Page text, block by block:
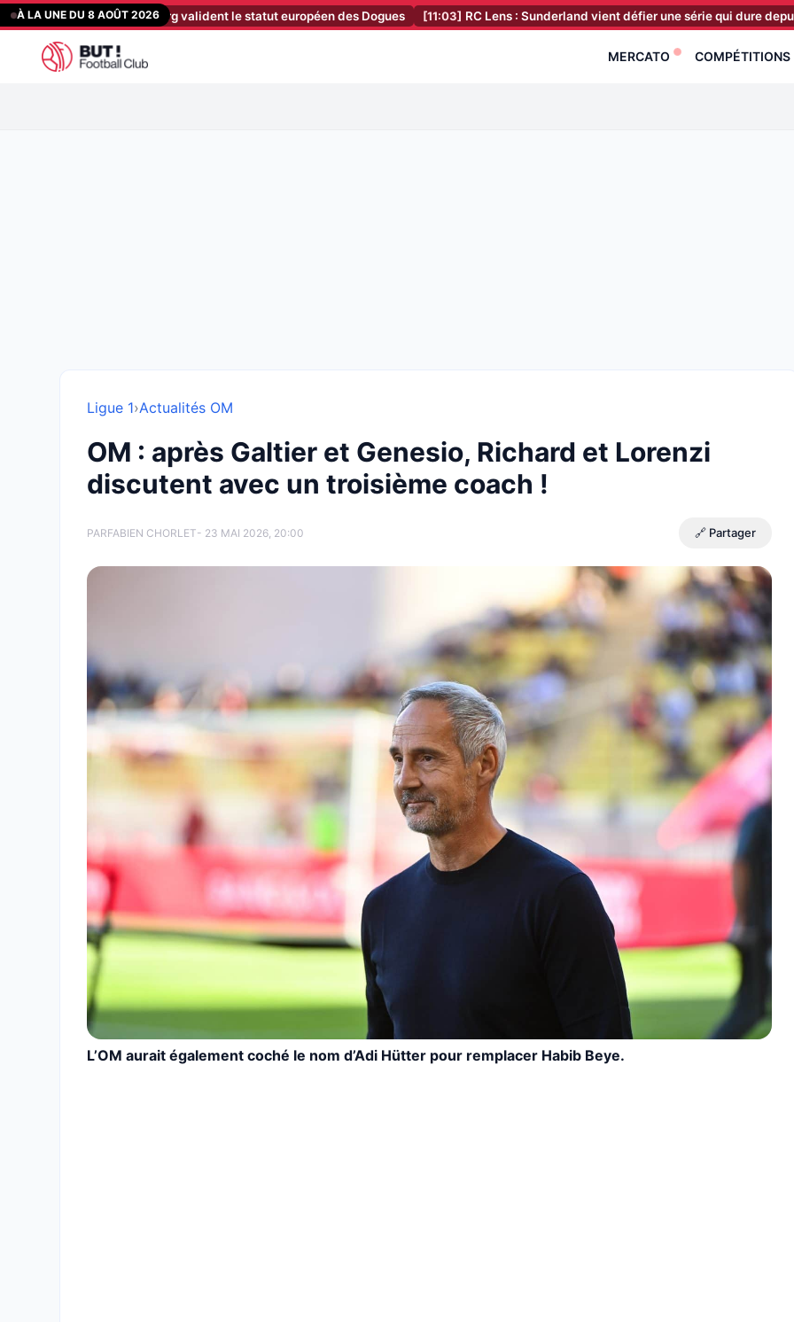
Aller
au
contenu
À LA UNE DU 8 AOÛT 2026
de Hambourg valident le statut européen des Dogues [11:03] RC Lens : Sunderland vient défier une série qui dure depuis trois ans
MERCATO COMPÉTITIONS
Ligue 1›Actualités OM
OM : après Galtier et Genesio, Richard et Lorenzi
discutent avec un troisième coach !
PARFABIEN CHORLET- 23 MAI 2026, 20:00 🔗 Partager
L’OM aurait également coché le nom d’Adi Hütter pour remplacer Habib Beye.